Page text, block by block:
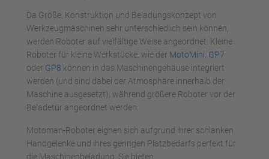
Da Größe, Konstruktion und Beladungskonzept von
Werkzeugmaschinen sehr unterschiedlich sein können,
werden Roboter auf vielfältige Weise angeordnet. Kleine
Roboter für kleine Werkstücke, wie der MotoMini GP7
oder GP8 können in das Maschinengehäuse integriert
werden (und sind dabei der Atmosphäre innerhalb der
Maschine ausgesetzt), während größere Roboter vor der
Beladetür angeordnet werden.
Motoman-Roboter eignen sich aufgrund ihrer schlanken
Handgelenke und ihres geringen Platzbedarfs perfekt für
die Maschinenbeladung. Sie bieten